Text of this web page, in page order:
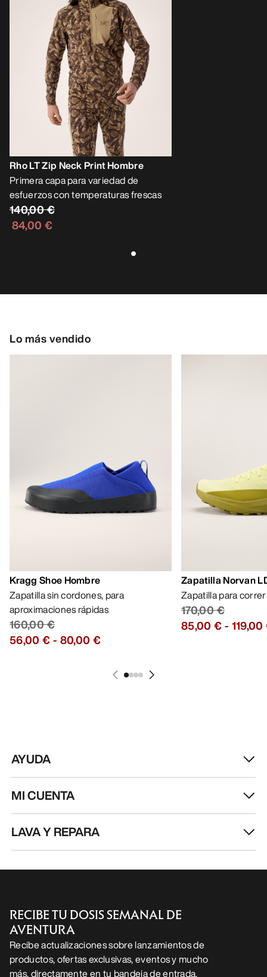
Rho LT Zip Neck Print Hombre
Primera capa para variedad de
esfuerzos con temperaturas frescas
140,00 €
84,00 €
Lo más vendido
Kragg Shoe Hombre
Zapatilla sin cordones, para
aproximaciones rápidas
160,00 €
56,00 €- 80,00 €
Zapatilla Norvan
Zapatilla para
170,00 €
85,00 €-
AYUDA
MI CUENTA
LAVA Y REPARA
RECIBE TU DOSIS SEMANAL DE
AVENTURA
Recibe actualizaciones sobre lanzamientos de
productos, ofertas exclusivas, eventos y mucho
más, directamente en tu bandeja de entrada.